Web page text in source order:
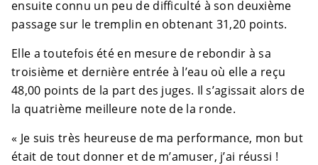
ensuite connu un peu de difficulté à son deuxième
passage sur le tremplin en obtenant 31,20 points.
Elle a toutefois été en mesure de rebondir à sa
troisième et dernière entrée à l’eau où elle a reçu
48,00 points de la part des juges. Il s’agissait alors de
la quatrième meilleure note de la ronde.
« Je suis très heureuse de ma performance, mon but
était de tout donner et de m’amuser, j’ai réussi !